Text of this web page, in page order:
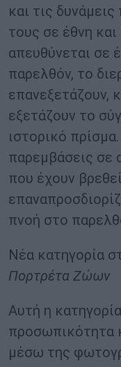
και τις
τους σε έθνη
απευθύνεται σε
παρελθόν, το
επανεξετάζουν,
εξετάζουν το
ιστορικό
παρεμβάσεις σε
που έχουν
πνοή στο
Νέα κατηγορία
Πορτρέτα Ζώων
Αυτή η
προσωπικότητα
μέσω της